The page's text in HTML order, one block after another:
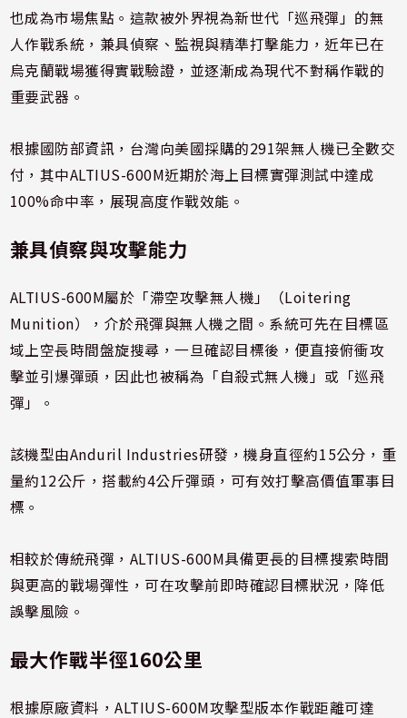
也成為市場焦點。這款被外界視為新世代「巡飛彈」的無
人作戰系統，兼具偵察、監視與精準打擊能力，近年已在
烏克蘭戰場獲得實戰驗證，並逐漸成為現代不對稱作戰的
重要武器。
根據國防部資訊，台灣向美國採購的291架無人機已全數交
付，其中ALTIUS-600M近期於海上目標實彈測試中達成
100%命中率，展現高度作戰效能。
兼具偵察與攻擊能力
ALTIUS-600M屬於「滯空攻擊無人機」（Loitering
Munition），介於飛彈與無人機之間。系統可先在目標區
域上空長時間盤旋搜尋，一旦確認目標後，便直接俯衝攻
擊並引爆彈頭，因此也被稱為「自殺式無人機」或「巡飛
彈」。
該機型由Anduril Industries研發，機身直徑約15公分，重
量約12公斤，搭載約4公斤彈頭，可有效打擊高價值軍事目
標。
相較於傳統飛彈，ALTIUS-600M具備更長的目標搜索時間
與更高的戰場彈性，可在攻擊前即時確認目標狀況，降低
誤擊風險。
最大作戰半徑160公里
根據原廠資料，ALTIUS-600M攻擊型版本作戰距離可達